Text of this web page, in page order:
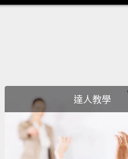
達人教學